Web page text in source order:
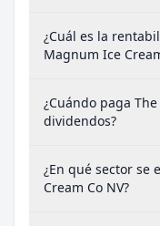
¿Cuál es la
Magnum Ice
¿Cuándo paga
dividendos?
¿En qué sector se
Cream Co NV?